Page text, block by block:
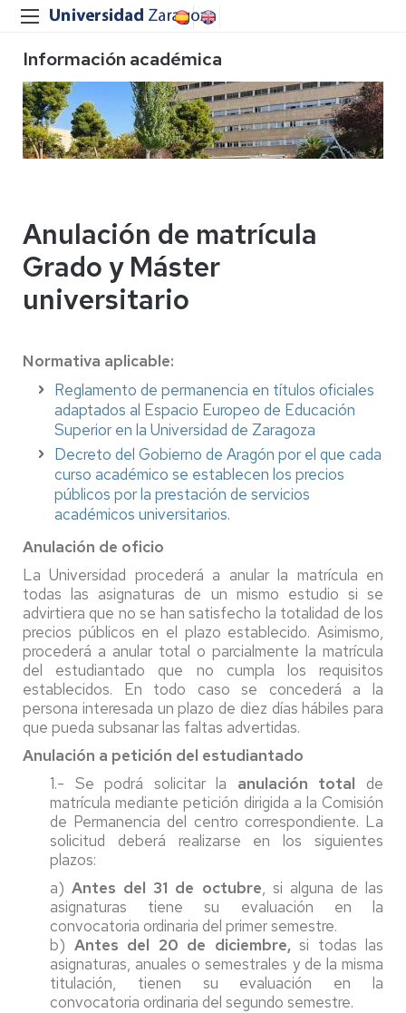
Información académica
Anulación de matrícula
Grado y Máster
universitario
Normativa aplicable:
Reglamento de permanencia en títulos oficiales
adaptados al Espacio Europeo de Educación
Superior en la Universidad de Zaragoza
Decreto del Gobierno de Aragón por el que cada
curso académico se establecen los precios
públicos por la prestación de servicios
académicos universitarios.
Anulación de oficio
La Universidad procederá a anular la matrícula en
todas las asignaturas de un mismo estudio si se
advirtiera que no se han satisfecho la totalidad de los
precios públicos en el plazo establecido. Asimismo,
procederá a anular total o parcialmente la matrícula
del estudiantado que no cumpla los requisitos
establecidos. En todo caso se concederá a la
persona interesada un plazo de diez días hábiles para
que pueda subsanar las faltas advertidas.
Anulación a petición del estudiantado
1.- Se podrá solicitar la anulación total de
matrícula mediante petición dirigida a la Comisión
de Permanencia del centro correspondiente. La
solicitud deberá realizarse en los siguientes
plazos:
a)Antes del 31 de octubre, si alguna de las
asignaturas tiene su evaluación en la
convocatoria ordinaria del primer semestre.
b) Antes del 20 de diciembre,si todas las
asignaturas, anuales o semestrales y de la misma
titulación, tienen su evaluación en la
convocatoria ordinaria del segundo semestre.